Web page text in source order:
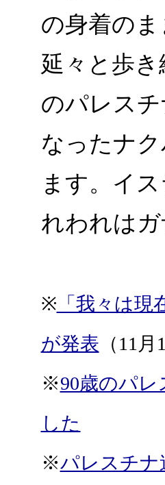
の身着の
延々と歩
のパレス
なったナ
ます。イ
れわれは
※ 「我々は
が発表 （11月
※90歳のパ
した
※パレスチナ